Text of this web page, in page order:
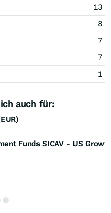
13
8
7
7
1
auch für:
Funds SICAV - US